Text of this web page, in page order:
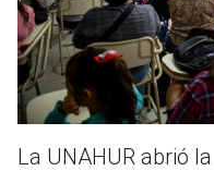
La UNAHUR abrió